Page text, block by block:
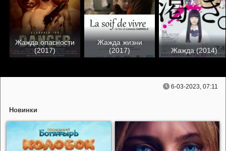
Жажда опасности
(2017)
Жажда жизни
(2017)
Жажда (2014)
6-03-2023, 07:11
Новинки